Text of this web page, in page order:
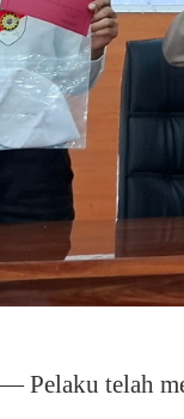
Pelaku telah